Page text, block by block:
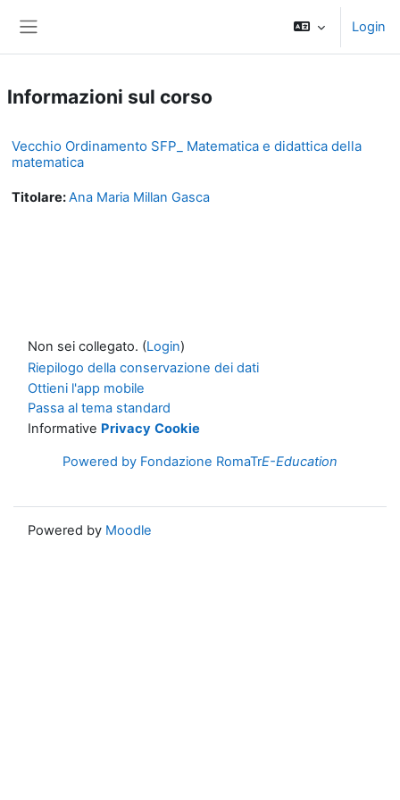
Login
Informazioni sul corso
Vecchio Ordinamento SFP_ Matematica e didattica della
matematica
Titolare:Ana Maria Millan Gasca
Non sei collegato. (Login)
Riepilogo della conservazione dei dati
Ottieni l'app mobile
Passa al tema standard
Informative Privacy Cookie
Powered by Fondazione RomaTrE-Education
Powered by Moodle